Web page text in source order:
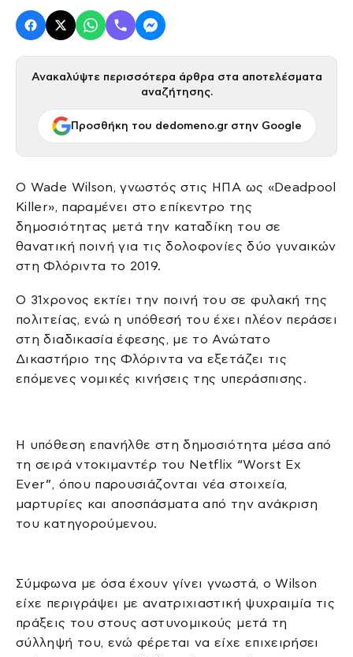
Ανακαλύψτε περισσότερα άρθρα στα αποτελέσματα
αναζήτησης.
Προσθήκη του dedomeno.gr στην Google
Ο Wade Wilson, γνωστός στις ΗΠΑ ως «Deadpool
Killer», παραμένει στο επίκεντρο της
δημοσιότητας μετά την καταδίκη του σε
θανατική ποινή για τις δολοφονίες δύο γυναικών
στη Φλόριντα το 2019.
Ο 31χρονος εκτίει την ποινή του σε φυλακή της
πολιτείας, ενώ η υπόθεσή του έχει πλέον περάσει
στη διαδικασία έφεσης, με το Ανώτατο
Δικαστήριο της Φλόριντα να εξετάζει τις
επόμενες νομικές κινήσεις της υπεράσπισης.
Η υπόθεση επανήλθε στη δημοσιότητα μέσα από
τη σειρά ντοκιμαντέρ του Netflix “Worst Ex
Ever”, όπου παρουσιάζονται νέα στοιχεία,
μαρτυρίες και αποσπάσματα από την ανάκριση
του κατηγορούμενου.
Σύμφωνα με όσα έχουν γίνει γνωστά, ο Wilson
είχε περιγράψει με ανατριχιαστική ψυχραιμία τις
πράξεις του στους αστυνομικούς μετά τη
σύλληψή του, ενώ φέρεται να είχε επιχειρήσει